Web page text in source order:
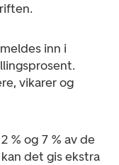
inn i
vikarer og
% og 7 % av de
det gis ekstra